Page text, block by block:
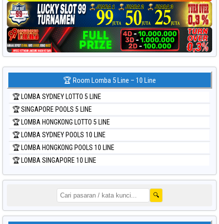
🏆 Room Lomba 5 Line – 10 Line
🏆 LOMBA SYDNEY LOTTO 5 LINE
🏆 SINGAPORE POOLS 5 LINE
🏆 LOMBA HONGKONG LOTTO 5 LINE
🏆 LOMBA SYDNEY POOLS 10 LINE
🏆 LOMBA HONGKONG POOLS 10 LINE
🏆 LOMBA SINGAPORE 10 LINE
🔍